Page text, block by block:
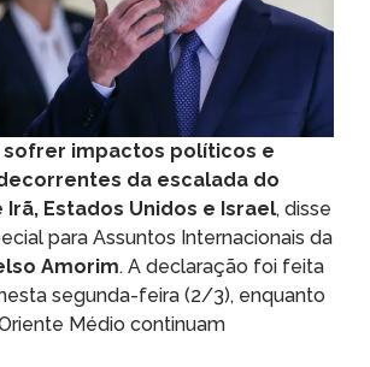
sofrer impactos políticos e
da escalada do
Estados Unidos e Israel, disse
para Assuntos Internacionais da
Amorim. A declaração foi feita
segunda-feira (2/3), enquanto
Médio continuam